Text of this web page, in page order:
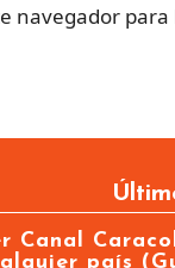
navegador
Canal
país